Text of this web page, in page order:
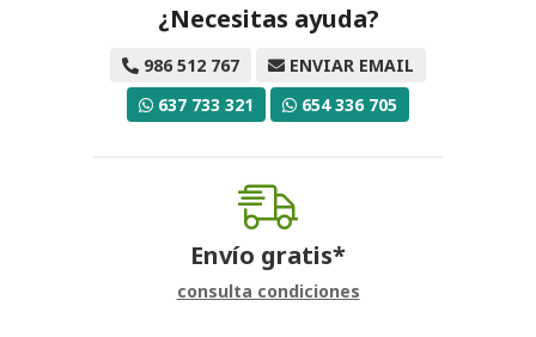
¿Necesitas ayuda?
986 512 767
ENVIAR EMAIL
637 733 321
654 336 705
Envío gratis*
consulta condiciones